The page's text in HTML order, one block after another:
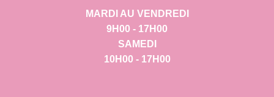
MARDI AU VENDREDI
9H00 - 17H00
SAMEDI
10H00 - 17H00